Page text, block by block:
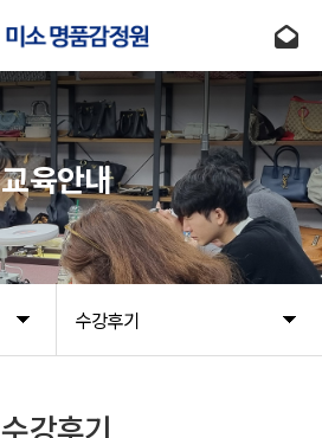
수강후기
교육안내
수강후기